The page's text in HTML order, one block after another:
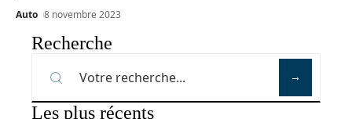
Auto 8 novembre 2023
Recherche
Les plus récents